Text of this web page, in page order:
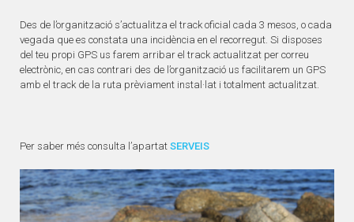
Des de l’organització s’actualitza el track oficial cada 3 mesos, o cada
vegada que es constata una incidència en el recorregut. Si disposes
del teu propi GPS us farem arribar el track actualitzat per correu
electrònic, en cas contrari des de l’organització us facilitarem un GPS
amb el track de la ruta prèviament instal·lat i totalment actualitzat.
Per saber més consulta l’apartat SERVEIS